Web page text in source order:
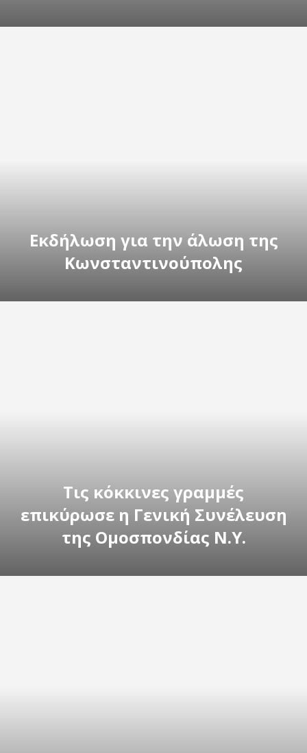
Εκδήλωση για την άλωση της
Κωνσταντινούπολης
Τις κόκκινες γραμμές
επικύρωσε η Γενική Συνέλευση
της Ομοσπονδίας Ν.Υ.